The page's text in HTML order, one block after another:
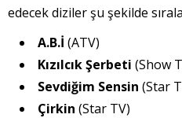
edecek diziler şu şekilde
A.B.İ (ATV)
Kızılcık Şerbeti (Show
Sevdiğim Sensin (Star
Çirkin (Star TV)